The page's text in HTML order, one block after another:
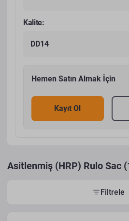
Kalite:
DD14
Hemen Satın Almak İçin
Kayıt Ol
Asitlenmiş (HRP) Rulo Sac
Filtrele